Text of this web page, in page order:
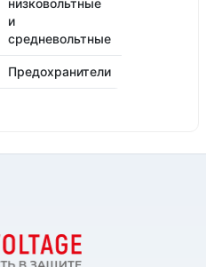
низковольтные
и
средневольтные
Предохранители